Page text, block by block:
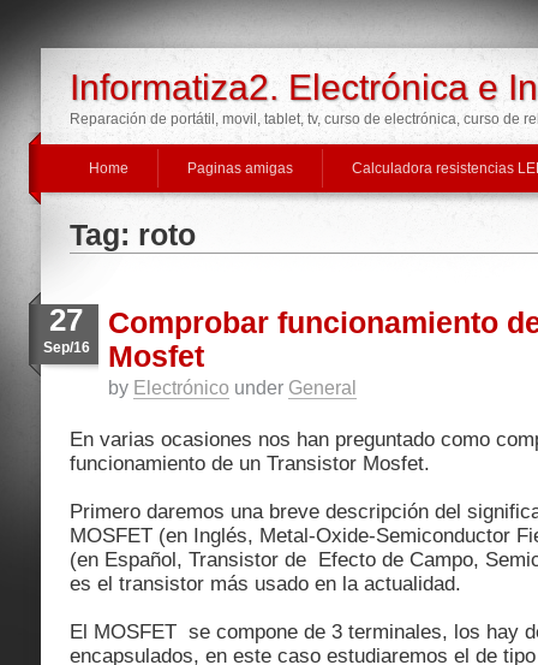
Informatiza2. Electrónica e
Reparación de portátil, movil, tablet, tv, curso de electrónica, curso de
Home Paginas amigas Calculadora resistencias
Tag: roto
27
Sep/16
Comprobar funcionamiento
Mosfet
by Electrónico under General
En varias ocasiones nos han preguntado como
funcionamiento de un Transistor Mosfet.
Primero daremos una breve descripción del
MOSFET (en Inglés, Metal-Oxide-Semiconductor
(en Español, Transistor de Efecto de Campo,
es el transistor más usado en la actualidad.
El MOSFET se compone de 3 terminales, los hay
encapsulados, en este caso estudiaremos el de